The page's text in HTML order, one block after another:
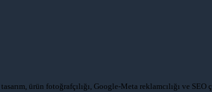
ürün fotoğrafçılığı, Google-Meta reklamcılığı ve SEO